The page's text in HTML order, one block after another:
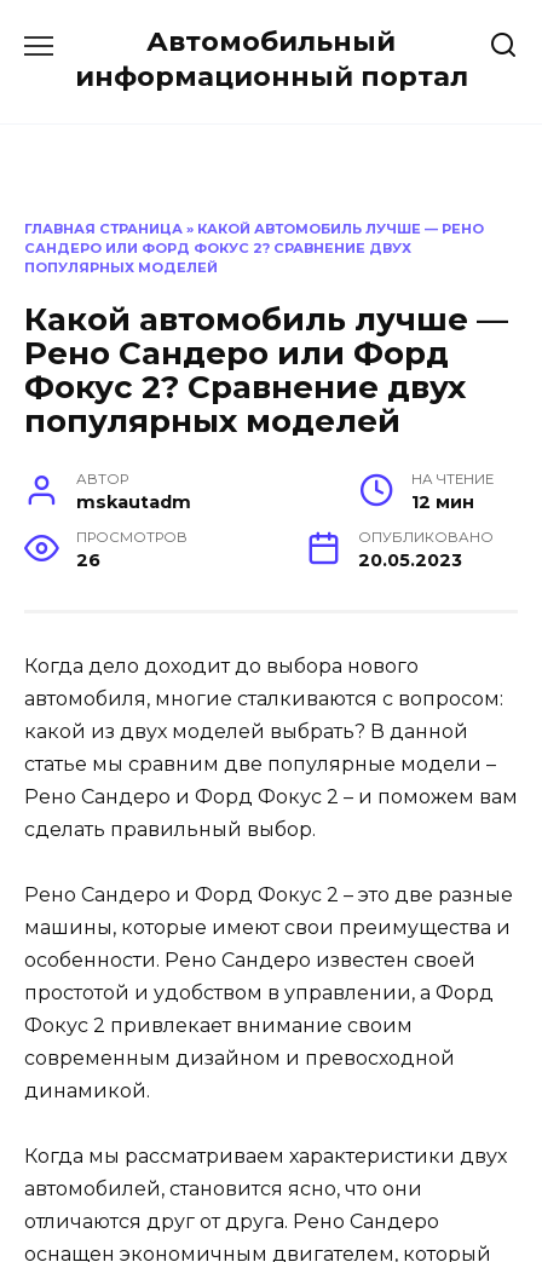
содержанию
Автомобильный
информационный портал
ГЛАВНАЯ СТРАНИЦА » КАКОЙ АВТОМОБИЛЬ ЛУЧШЕ — РЕНО
САНДЕРО ИЛИ ФОРД ФОКУС 2? СРАВНЕНИЕ ДВУХ
ПОПУЛЯРНЫХ МОДЕЛЕЙ
Какой автомобиль лучше —
Рено Сандеро или Форд
Фокус 2? Сравнение двух
популярных моделей
АВТОР
mskautadm
НА ЧТЕНИЕ
12 мин
ПРОСМОТРОВ
26
ОПУБЛИКОВАНО
20.05.2023
Когда дело доходит до выбора нового
автомобиля, многие сталкиваются с вопросом:
какой из двух моделей выбрать? В данной
статье мы сравним две популярные модели –
Рено Сандеро и Форд Фокус 2 – и поможем вам
сделать правильный выбор.
Рено Сандеро и Форд Фокус 2 – это две разные
машины, которые имеют свои преимущества и
особенности. Рено Сандеро известен своей
простотой и удобством в управлении, а Форд
Фокус 2 привлекает внимание своим
современным дизайном и превосходной
динамикой.
Когда мы рассматриваем характеристики двух
автомобилей, становится ясно, что они
отличаются друг от друга. Рено Сандеро
оснащен экономичным двигателем, который